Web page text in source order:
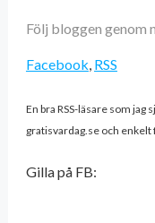
Följ bloggen genom
Facebook, RSS
En bra RSS-läsare som jag
gratisvardag.se och enkelt
Gilla på FB: